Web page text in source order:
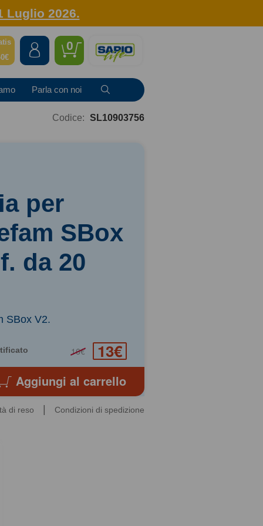
Luglio 2026.
0
Parla con noi
Codice: SL10903756
per
SBox
da 20
SBox V2.
16€ 13€
Aggiungi al carrello
di reso | Condizioni di spedizione